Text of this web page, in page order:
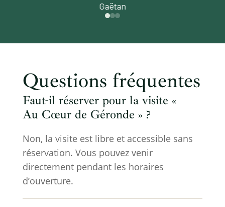
Gaëtan
Questions fréquentes
Faut-il réserver pour la visite «
Au Cœur de Géronde » ?
Non, la visite est libre et accessible sans
réservation. Vous pouvez venir
directement pendant les horaires
d’ouverture.